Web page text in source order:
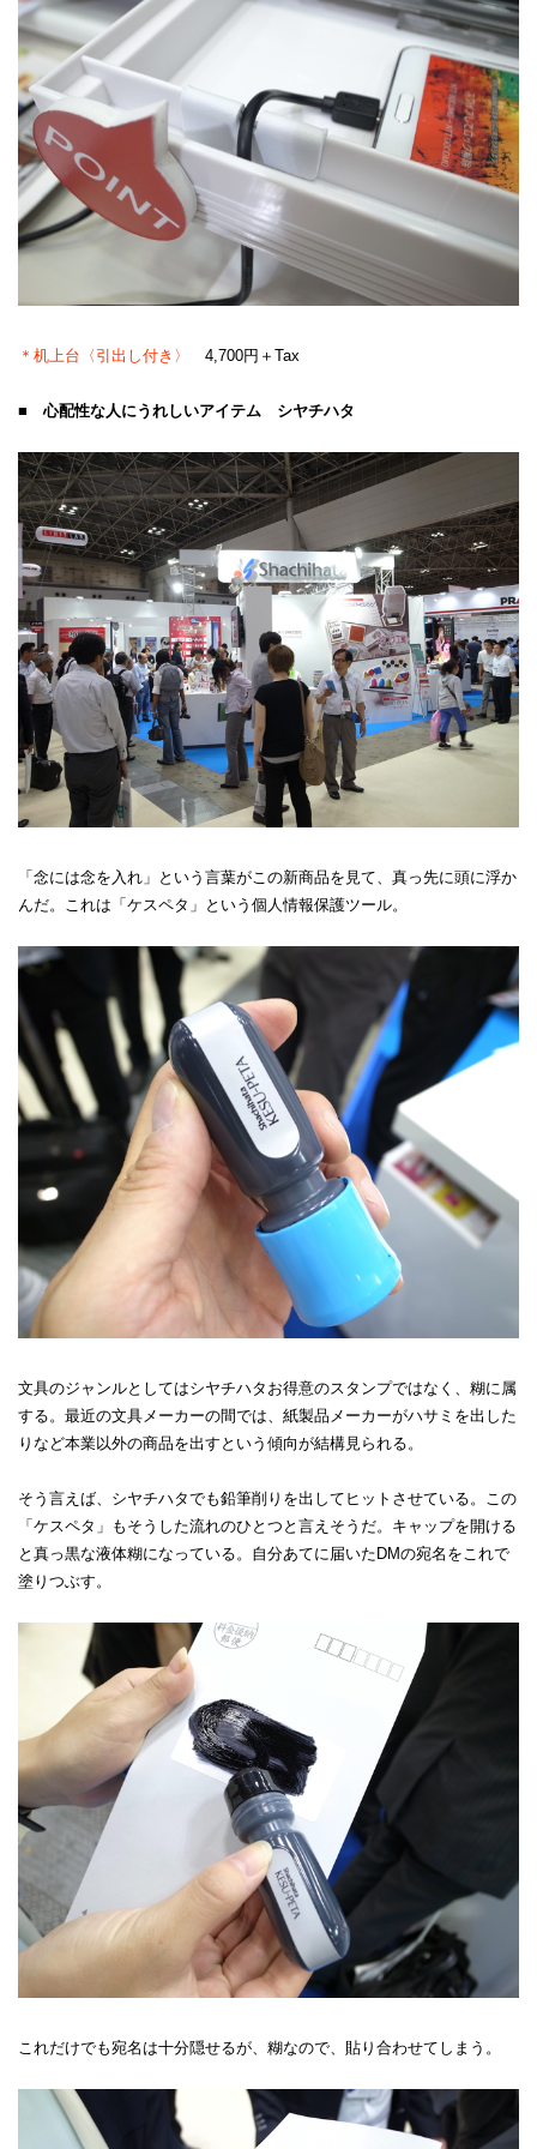
＊机上台〈引出し付き〉 4,700円＋Tax
■ 心配性な人にうれしいアイテム シヤチハタ
「念には念を入れ」という言葉がこの新商品を見て、真っ先に頭に浮か
んだ。これは「ケスペタ」という個人情報保護ツール。
文具のジャンルとしてはシヤチハタお得意のスタンプではなく、糊に属
する。最近の文具メーカーの間では、紙製品メーカーがハサミを出した
りなど本業以外の商品を出すという傾向が結構見られる。
そう言えば、シヤチハタでも鉛筆削りを出してヒットさせている。この
「ケスペタ」もそうした流れのひとつと言えそうだ。キャップを開ける
と真っ黒な液体糊になっている。自分あてに届いたDMの宛名をこれで
塗りつぶす。
これだけでも宛名は十分隠せるが、糊なので、貼り合わせてしまう。